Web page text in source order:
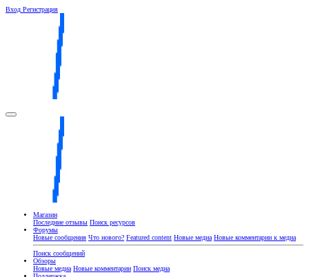
Вход Регистрация
Магазин
Последние отзывы Поиск ресурсов
Форумы
Новые сообщения Что нового? Featured content Новые медиа Новые комментарии к медиа
Поиск сообщений
Обзоры
Новые медиа Новые комментарии Поиск медиа